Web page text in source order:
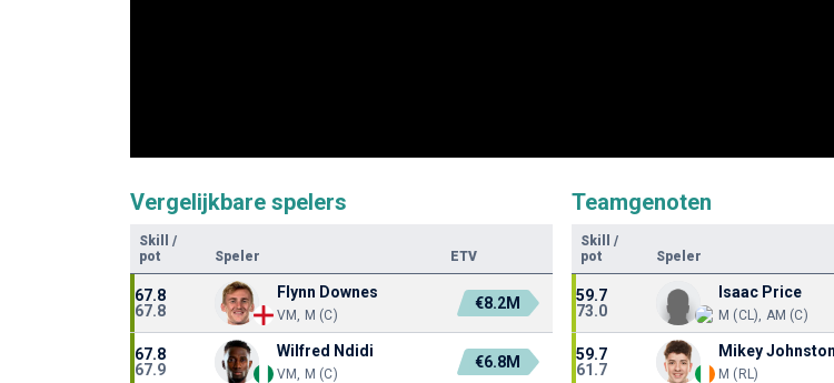
Vergelijkbare spelers
Skill
/
pot
Speler ETV
67.8
67.8
Flynn Downes
VM, M (C)
€8.2M
67.8
67.9
Wilfred Ndidi
VM, M (C)
€6.8M
Teamgenoten
Skill
/
pot
Speler
59.7
73.0
Isaac Price
M (CL), AM (C)
59.7
61.7
Mikey Johnston
M (RL)